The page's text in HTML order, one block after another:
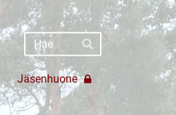
Haku
Hae
Jäsenhuone